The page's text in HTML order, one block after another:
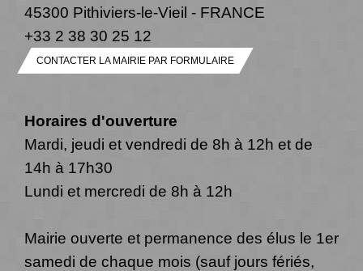
45300 Pithiviers-le-Vieil - FRANCE
+33 2 38 30 25 12
CONTACTER LA MAIRIE PAR FORMULAIRE
Horaires d'ouverture
Mardi, jeudi et vendredi de 8h à 12h et de
14h à 17h30
Lundi et mercredi de 8h à 12h
Mairie ouverte et permanence des élus le 1er
samedi de chaque mois (sauf jours fériés,